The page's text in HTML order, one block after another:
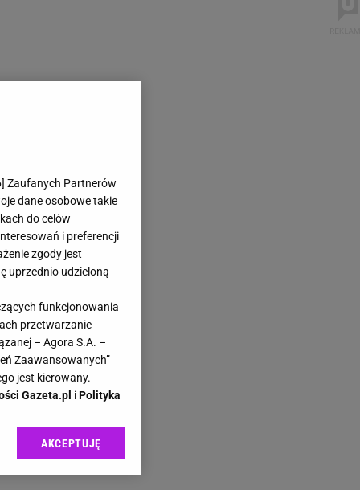
] Zaufanych Partnerów
dane osobowe takie
do celów
i preferencji
zgody jest
uprzednio udzieloną
funkcjonowania
przetwarzanie
– Agora S.A. –
Zaawansowanych”
jest kierowany.
Gazeta.pl iPolityka
sp. z o.o., jej
AKCEPTUJĘ